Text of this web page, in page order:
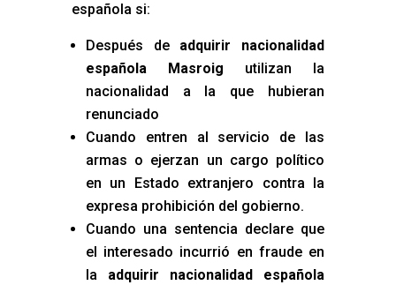
española si:
Después de adquirir nacionalidad
española Masroig utilizan la
nacionalidad a la que hubieran
renunciado
Cuando entren al servicio de las
armas o ejerzan un cargo político
en un Estado extranjero contra la
expresa prohibición del gobierno.
Cuando una sentencia declare que
el interesado incurrió en fraude en
la adquirir nacionalidad española